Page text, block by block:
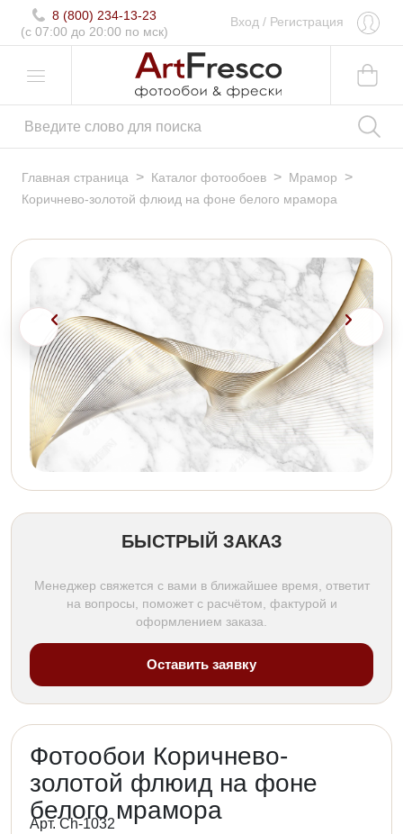
8 (800) 234-13-23
(c 07:00 до 20:00 по мск)
Вход / Регистрация
Главная страница > Каталог фотообоев > Мрамор >
Коричнево-золотой флюид на фоне белого мрамора
БЫСТРЫЙ ЗАКАЗ
Менеджер свяжется с вами в ближайшее время, ответит
на вопросы, поможет с расчётом, фактурой и
оформлением заказа.
Оставить заявку
Фотообои Коричнево-
золотой флюид на фоне
белого мрамора
Арт. Ch-1032